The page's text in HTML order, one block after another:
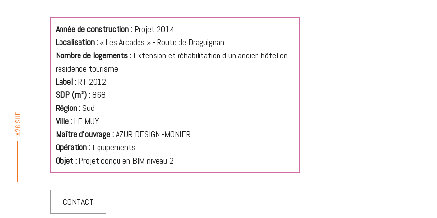
Année de construction : Projet 2014
Localisation : « Les Arcades » - Route de Draguignan
Nombre de logements : Extension et réhabilitation d'un ancien hôtel en
résidence tourisme
Label :RT 2012
SDP (m²) :868
Région : Sud
Ville :LE MUY
Maître d'ouvrage :AZUR DESIGN -MONIER
Opération : Equipements
Objet : Projet conçu en BIM niveau 2
CONTACT